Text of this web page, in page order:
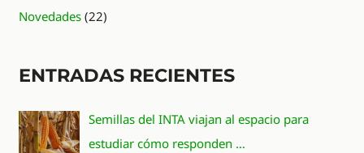
Novedades (22)
ENTRADAS RECIENTES
Semillas del INTA viajan al espacio para
estudiar cómo responden …